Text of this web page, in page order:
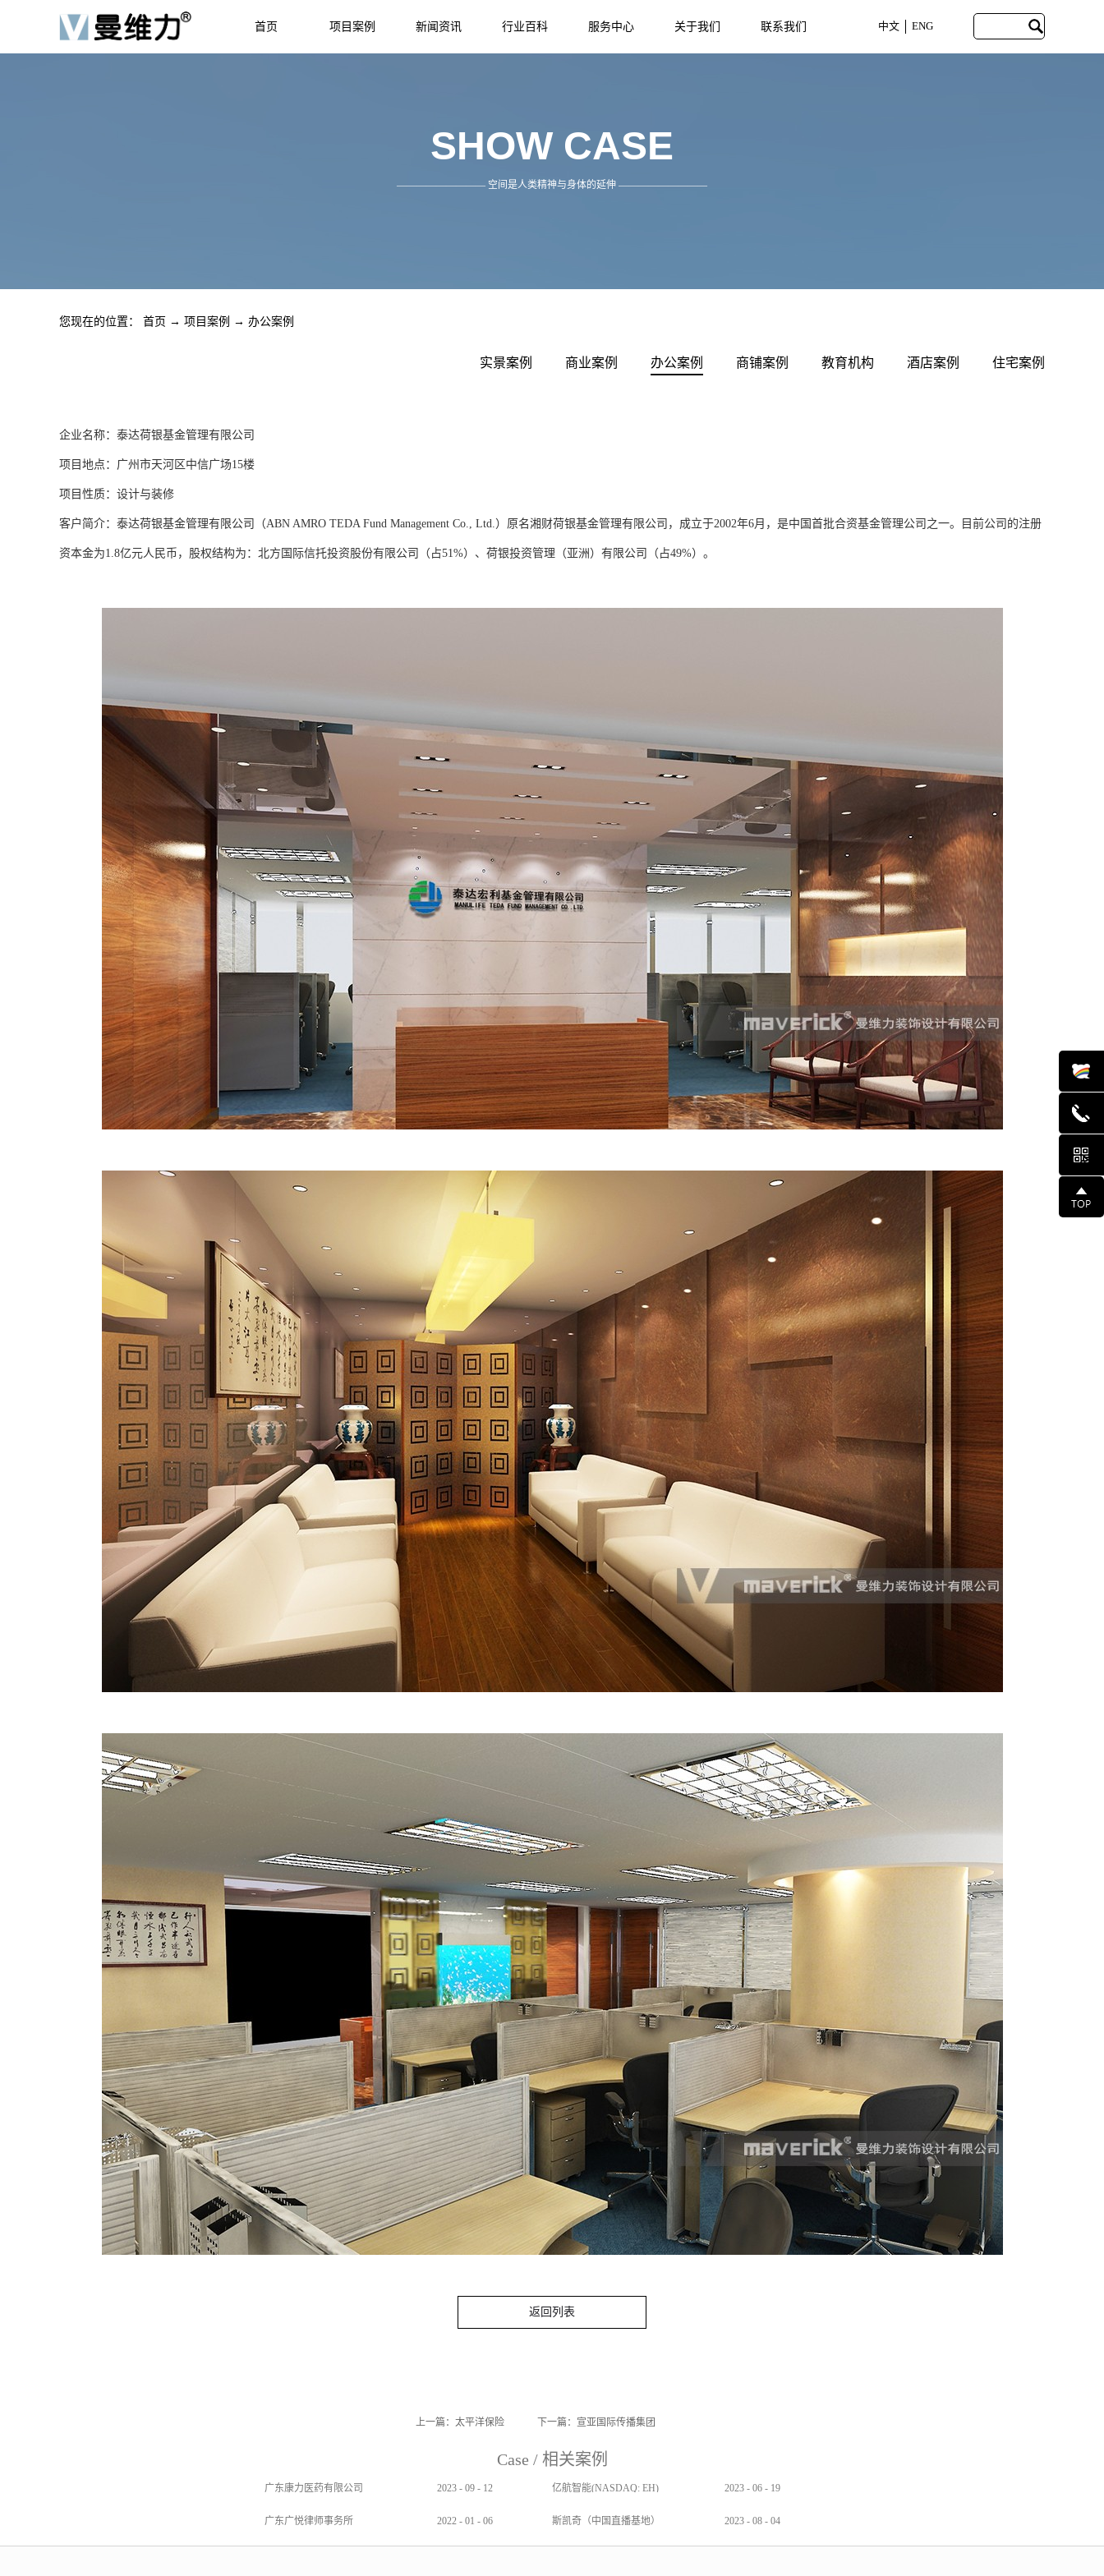
中文 ENG
首页 项目案例 新闻资讯 行业百科 服务中心 关于我们 联系我们
SHOW CASE
————————— 空间是人类精神与身体的延伸 —————————
您现在的位置： 首页 → 项目案例 → 办公案例
实景案例 商业案例 办公案例 商铺案例 教育机构 酒店案例 住宅案例
企业名称：泰达荷银基金管理有限公司
项目地点：广州市天河区中信广场15楼
项目性质：设计与装修
客户简介：泰达荷银基金管理有限公司（ABN AMRO TEDA Fund Management Co., Ltd.）原名湘财荷银基金管理有限公司，成立于2002年6月，是中国首批合资基金管理公司之一。目前公司的注册
资本金为1.8亿元人民币，股权结构为：北方国际信托投资股份有限公司（占51%）、荷银投资管理（亚洲）有限公司（占49%）。
返回列表
上一篇： 太平洋保险 下一篇： 宣亚国际传播集团
Case / 相关案例
广东康力医药有限公司 2023 - 09 - 12 亿航智能(NASDAQ: EH) 2023 - 06 - 19
广东广悦律师事务所 2022 - 01 - 06 斯凯奇（中国直播基地） 2023 - 08 - 04